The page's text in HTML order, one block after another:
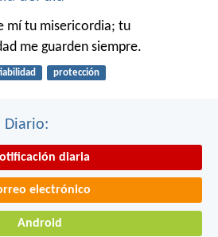
mí tu misericordia; tu
me guarden siempre.
protección
Diario:
diaria
electrónico
Android